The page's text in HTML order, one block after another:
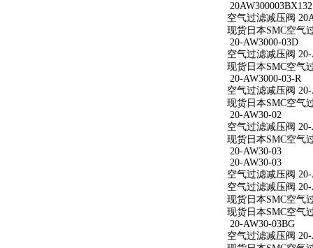
20AW300003BX132
空气过滤减压阀
现货日本SMC空气
20-AW3000-03D
空气过滤减压阀 20-
现货日本SMC空气
20-AW3000-03-R
空气过滤减压阀 20-
现货日本SMC空气
20-AW30-02
空气过滤减压阀 20-
现货日本SMC空气
20-AW30-03
20-AW30-03
空气过滤减压阀 20-
空气过滤减压阀 20-
现货日本SMC空气
现货日本SMC空气
20-AW30-03BG
空气过滤减压阀 20-